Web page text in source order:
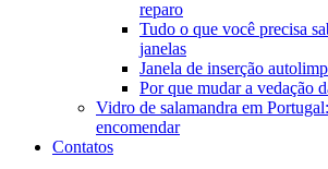
reparo
Tudo o que você precisa
janelas
Janela de inserção
Por que mudar a vedação
Vidro de salamandra em
encomendar
Contatos